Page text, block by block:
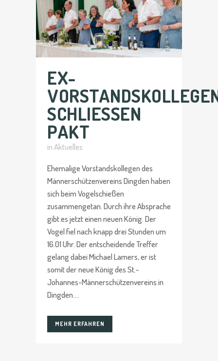
EX-
SCHLIESSEN P
AKT
inAktuelles
Ehemalige Vorstandskollegen des
Männerschützenvereins Dingden haben
sich beim Vogelschießen
zusammengetan. Durch ihre Absprache
gibt es jetzt einen neuen König. Der
Vogel fiel nach knapp drei Stunden um
16.01 Uhr. Der entscheidende Treffer
gelang dabei Michael Lamers, er ist
somit der neue König des St.-
Johannes-Männerschützenvereins in
Dingden....
MEHR ERFAHREN